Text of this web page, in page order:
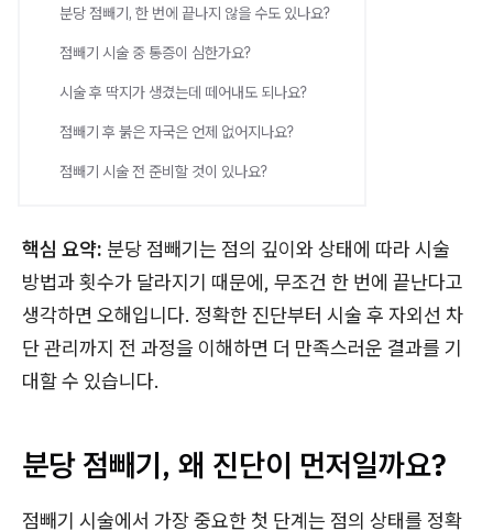
분당 점빼기, 한 번에 끝나지 않을 수도 있나요?
점빼기 시술 중 통증이 심한가요?
시술 후 딱지가 생겼는데 떼어내도 되나요?
점빼기 후 붉은 자국은 언제 없어지나요?
점빼기 시술 전 준비할 것이 있나요?
핵심 요약: 분당 점빼기는 점의 깊이와 상태에 따라 시술
방법과 횟수가 달라지기 때문에, 무조건 한 번에 끝난다고
생각하면 오해입니다. 정확한 진단부터 시술 후 자외선 차
단 관리까지 전 과정을 이해하면 더 만족스러운 결과를 기
대할 수 있습니다.
분당 점빼기, 왜 진단이 먼저일까요?
점빼기 시술에서 가장 중요한 첫 단계는 점의 상태를 정확